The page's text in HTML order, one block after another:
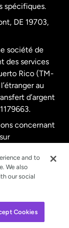
spécifiques.
DE 19703,
société de
des services
Rico (TM-
au
d’argent
concernant
and to
We also
our social
Cookies